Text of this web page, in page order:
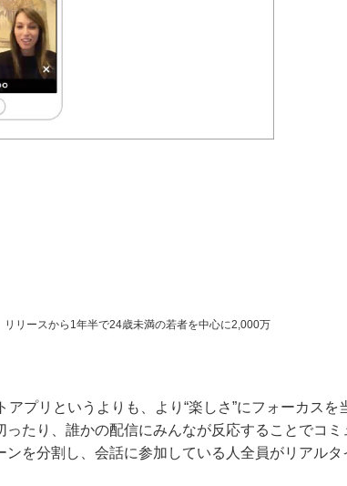
リースから1年半で24歳未満の若者を中心に2,000万
プリというよりも、より“楽しさ”にフォーカスを
たり、誰かの配信にみんなが反応することでコミ
を分割し、会話に参加している人全員がリアルタ